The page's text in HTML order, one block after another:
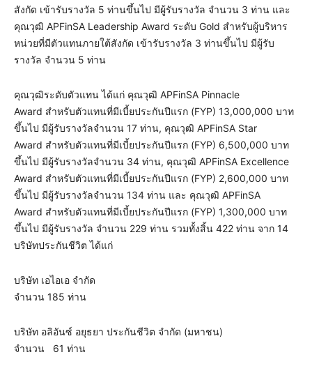
สังกัด เข้ารับรางวัล 5 ท่านขึ้นไป มีผู้รับรางวัล จำนวน 3 ท่าน และ
คุณวุฒิ APFinSA Leadership Award ระดับ Gold สำหรับผู้บริหาร
หน่วยที่มีตัวแทนภายใต้สังกัด เข้ารับรางวัล 3 ท่านขึ้นไป มีผู้รับ
รางวัล จำนวน 5 ท่าน
คุณวุฒิระดับตัวแทน ได้แก่ คุณวุฒิ APFinSA Pinnacle
Award สำหรับตัวแทนที่มีเบี้ยประกันปีแรก (FYP) 13,000,000 บาท
ขึ้นไป มีผู้รับรางวัลจำนวน 17 ท่าน, คุณวุฒิ APFinSA Star
Award สำหรับตัวแทนที่มีเบี้ยประกันปีแรก (FYP) 6,500,000 บาท
ขึ้นไป มีผู้รับรางวัลจำนวน 34 ท่าน, คุณวุฒิ APFinSA Excellence
Award สำหรับตัวแทนที่มีเบี้ยประกันปีแรก (FYP) 2,600,000 บาท
ขึ้นไป มีผู้รับรางวัลจำนวน 134 ท่าน และ คุณวุฒิ APFinSA
Award สำหรับตัวแทนที่มีเบี้ยประกันปีแรก (FYP) 1,300,000 บาท
ขึ้นไป มีผู้รับรางวัล จำนวน 229 ท่าน รวมทั้งสิ้น 422 ท่าน จาก 14
บริษัทประกันชีวิต ได้แก่
บริษัท เอไอเอ จำกัด
จำนวน 185 ท่าน
บริษัท อลิอันซ์ อยุธยา ประกันชีวิต จำกัด (มหาชน)
จำนวน 61 ท่าน